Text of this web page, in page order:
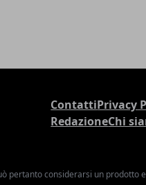
ContattiPrivacy
RedazioneChi
pertanto considerarsi un prodotto